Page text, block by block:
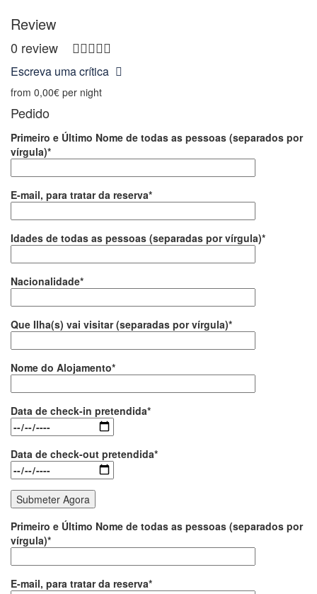
Review
0 review
Escreva uma crítica
from 0,00€ per night
Pedido
Primeiro e Último Nome de todas as pessoas (separados por
vírgula)*
E-mail, para tratar da reserva*
Idades de todas as pessoas (separadas por vírgula)*
Nacionalidade*
Que Ilha(s) vai visitar (separadas por vírgula)*
Nome do Alojamento*
Data de check-in pretendida*
Data de check-out pretendida*
Primeiro e Último Nome de todas as pessoas (separados por
vírgula)*
E-mail, para tratar da reserva*